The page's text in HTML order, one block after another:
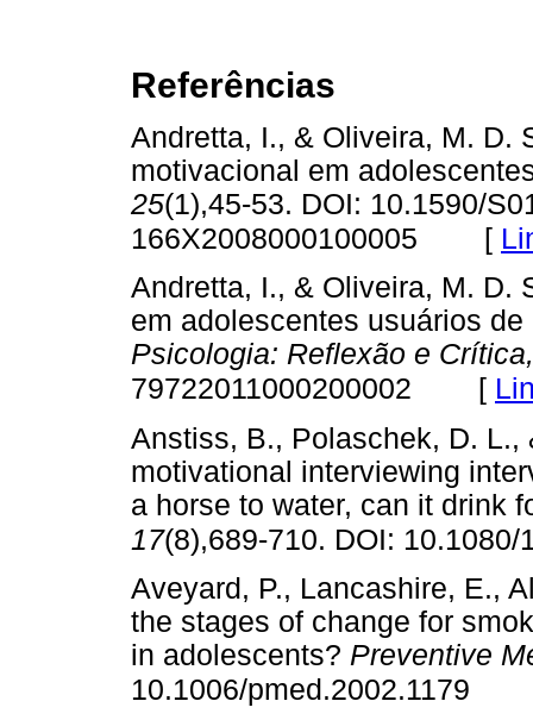
Referências
Andretta, I., & Oliveira, M. D.
motivacional em
25(1),45-53. DOI: 10.1590/
166X2008000100005 [
Andretta, I., & Oliveira, M. D.
em adolescentes usuários
Psicologia: Reflexão e
79722011000200002 [
Anstiss, B., Polaschek, D. L.,
motivational interviewing
a horse to water, can it drink
17(8),689-710. DOI:
Aveyard, P., Lancashire, E.,
the stages of change for
in adolescents? Preventive
10.1006/pmed.2002.1179